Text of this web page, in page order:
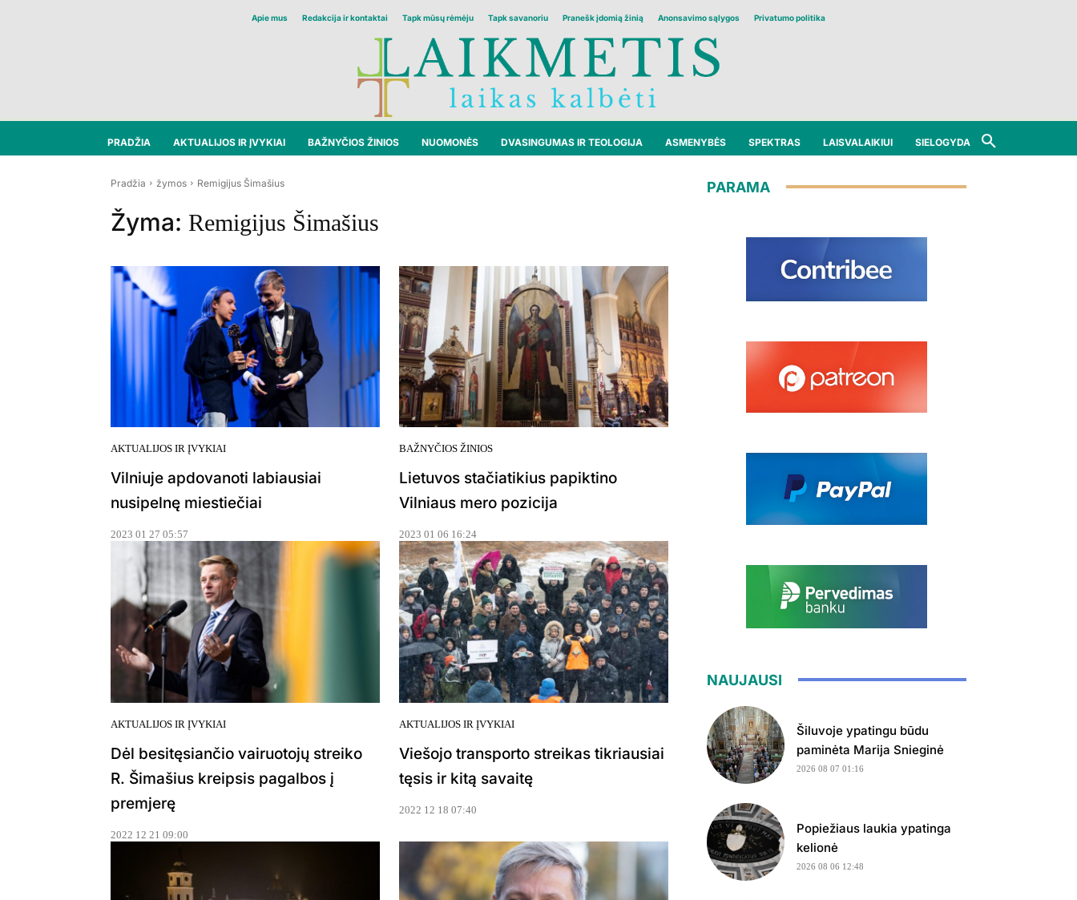
Apie mus Redakcija ir kontaktai Tapk mūsų rėmėju Tapk savanoriu Pranešk įdomią žinią Anonsavimo sąlygos Privatumo politika
PRADŽIA AKTUALIJOS IR ĮVYKIAI BAŽNYČIOS ŽINIOS NUOMONĖS DVASINGUMAS IR TEOLOGIJA ASMENYBĖS SPEKTRAS LAISVALAIKIUI SIELOGYDA
Pradžia žymos Remigijus Šimašius
Žyma: Remigijus Šimašius
AKTUALIJOS IR ĮVYKIAI
Vilniuje apdovanoti labiausiai
nusipelnę miestiečiai
2023 01 27 05:57
BAŽNYČIOS ŽINIOS
Lietuvos stačiatikius papiktino
Vilniaus mero pozicija
2023 01 06 16:24
AKTUALIJOS IR ĮVYKIAI
Dėl besitęsiančio vairuotojų streiko
R. Šimašius kreipsis pagalbos į
premjerę
2022 12 21 09:00
AKTUALIJOS IR ĮVYKIAI
Viešojo transporto streikas tikriausiai
tęsis ir kitą savaitę
2022 12 18 07:40
PARAMA
NAUJAUSI
Šiluvoje ypatingu būdu
paminėta Marija Snieginė
2026 08 07 01:16
Popiežiaus laukia ypatinga
kelionė
2026 08 06 12:48